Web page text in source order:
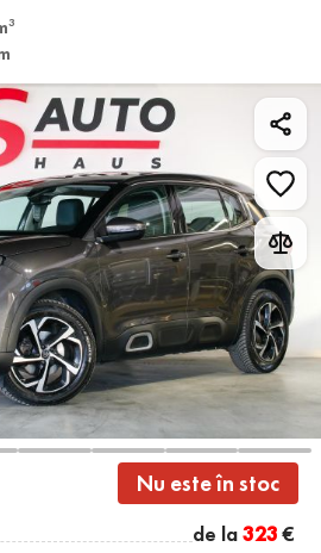
3
Nu este în stoc
de la323€